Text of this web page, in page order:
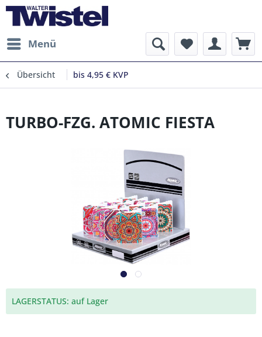
Menü
Übersicht bis 4,95 € KVP
TURBO-FZG. ATOMIC FIESTA
LAGERSTATUS: auf Lager